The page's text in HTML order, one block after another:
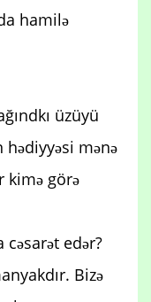
hamilə
.
üzüyü
hədiyyəsi mənə
kimə görə
edər?
Bizə